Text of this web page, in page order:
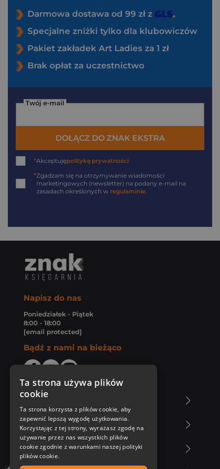
Darmowa dostawa od 99 zł z
Specjalne zniżki tylko dla klubowiczów
Pakiet zakładek Art Ladies za 1 zł
Brak opłat za uczestnictwo
Twój e-mail
DOŁĄCZ DO ZNAK EKSTRA
*Akceptujępolitykę prywatności
*Zgadzam się na otrzymywanie wiadomości
marketingowych (newsletter) na podany e-mail na
zasadach określonych w regulaminie.
Napisz do nas
Poniedziałek - Piątek
8:00 - 18:00
[email protected]
Bądź z nami na bieżąco
Zakupy u nas
Nasza oferta
Ta strona używa plików
cookie
Ta strona korzysta z plików cookie, aby
zapewnić lepszą wygodę użytkowania.
Korzystając z tej strony, wyrażasz zgodę na
używanie przez nas wszystkich plików
cookie zgodnie z warunkami naszej polityki
plików cookie.